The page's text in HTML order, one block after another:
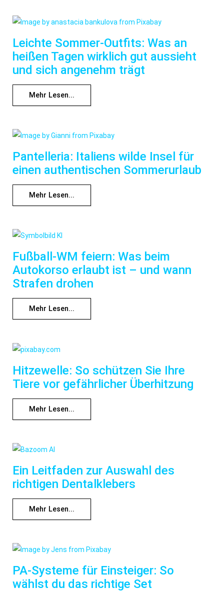
Leichte Sommer-Outfits: Was an
heißen Tagen wirklich gut aussieht
und sich angenehm trägt
Mehr Lesen...
Pantelleria: Italiens wilde Insel für
einen authentischen Sommerurlaub
Mehr Lesen...
Fußball-WM feiern: Was beim
Autokorso erlaubt ist – und wann
Strafen drohen
Mehr Lesen...
Hitzewelle: So schützen Sie Ihre
Tiere vor gefährlicher Überhitzung
Mehr Lesen...
Ein Leitfaden zur Auswahl des
richtigen Dentalklebers
Mehr Lesen...
PA-Systeme für Einsteiger: So
wählst du das richtige Set